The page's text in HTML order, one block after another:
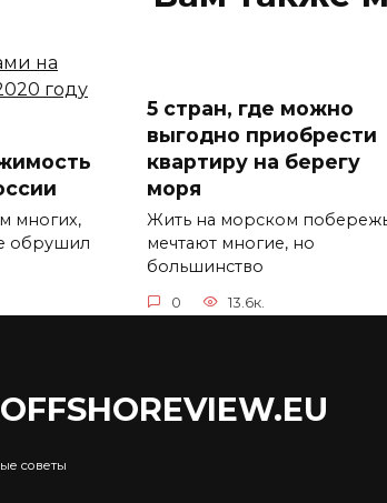
многих,
обрушил
5 стран, где можно
выгодно приобрести
квартиру на берегу
моря
Жить на морском
мечтают многие, но
большинство
0 13.6к.
в
OFFSHOREVIEW.EU
советы